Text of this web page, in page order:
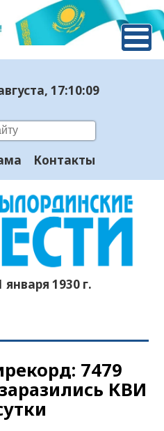
, 17:10:10
Контакты
января 1930 г.
7479
КВИ